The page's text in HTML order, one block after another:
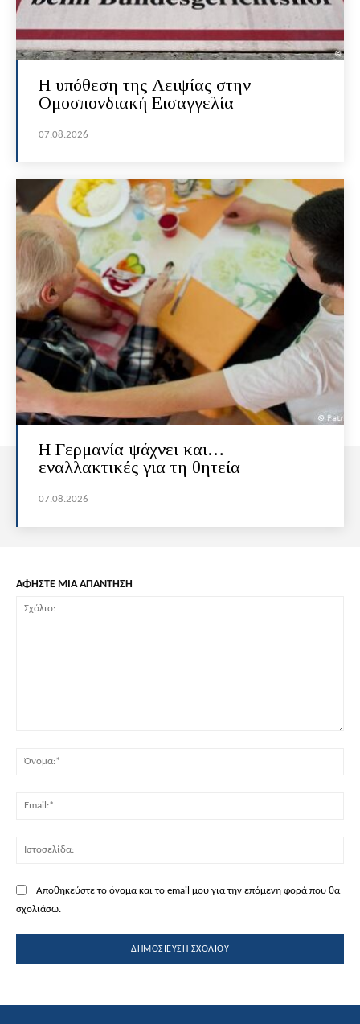
Η υπόθεση της Λειψίας στην
Ομοσπονδιακή Εισαγγελία
07.08.2026
H Γερμανία ψάχνει και…
εναλλακτικές για τη θητεία
07.08.2026
ΑΦΗΣΤΕ ΜΙΑ ΑΠΑΝΤΗΣΗ
Αποθηκεύστε το όνομα και το email μου για την επόμενη φορά που θα
σχολιάσω.